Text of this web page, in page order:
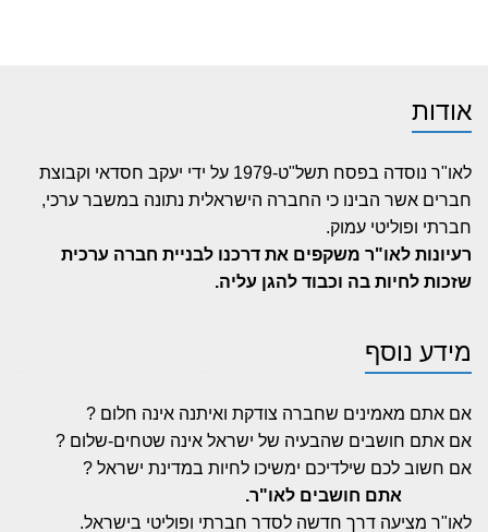
אודות
לאו"ר נוסדה בפסח תשל"ט-1979 על ידי יעקב חסדאי וקבוצת
חברים אשר הבינו כי החברה הישראלית נתונה במשבר ערכי,
חברתי ופוליטי עמוק.
רעיונות לאו"ר משקפים את דרכנו לבניית חברה ערכית
שזכות לחיות בה וכבוד להגן עליה.
מידע נוסף
אם אתם מאמינים שחברה צודקת ואיתנה אינה חלום ?
אם אתם חושבים שהבעיה של ישראל אינה שטחים-שלום ?
אם חשוב לכם שילדיכם ימשיכו לחיות במדינת ישראל ?
אתם חושבים לאו"ר.
לאו"ר מציעה דרך חדשה לסדר חברתי ופוליטי בישראל.